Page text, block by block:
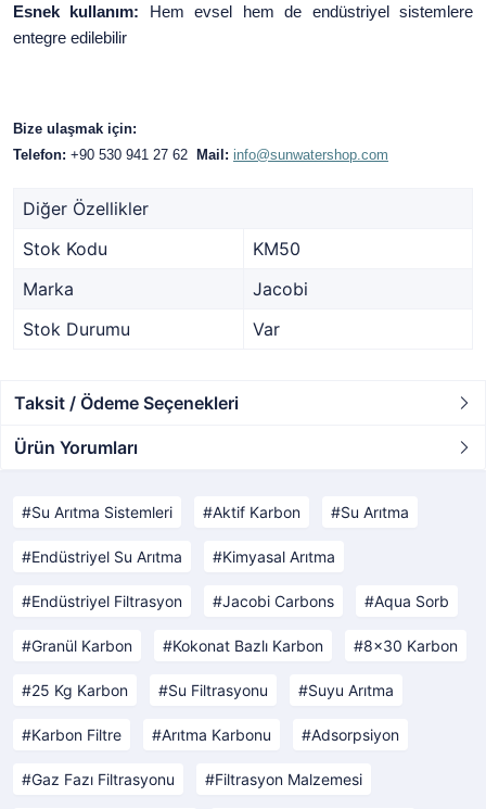
Esnek kullanım: Hem evsel hem de endüstriyel sistemlere
entegre edilebilir
Bize ulaşmak için:
Telefon: +90 530 941 27 62 Mail: info@sunwatershop.com
Diğer Özellikler
Stok Kodu
KM50
Marka
Jacobi
Stok Durumu
Var
Taksit / Ödeme Seçenekleri
Ürün Yorumları
Su Arıtma Sistemleri Aktif Karbon Su Arıtma
Endüstriyel Su Arıtma Kimyasal Arıtma
Endüstriyel Filtrasyon Jacobi Carbons Aqua Sorb
Granül Karbon Kokonat Bazlı Karbon 8x30 Karbon
25 Kg Karbon Su Filtrasyonu Suyu Arıtma
Karbon Filtre Arıtma Karbonu Adsorpsiyon
Gaz Fazı Filtrasyonu Filtrasyon Malzemesi